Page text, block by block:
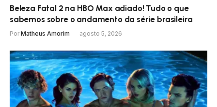
Beleza Fatal 2 na HBO Max adiado! Tudo o que
sabemos sobre o andamento da série brasileira
Por Matheus Amorim agosto 5, 2026